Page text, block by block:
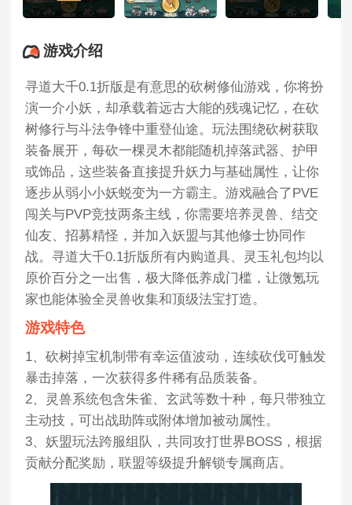
游戏介绍
寻道大千0.1折版是有意思的砍树修仙游戏，你将扮
演一介小妖，却承载着远古大能的残魂记忆，在砍
树修行与斗法争锋中重登仙途。玩法围绕砍树获取
装备展开，每砍一棵灵木都能随机掉落武器、护甲
或饰品，这些装备直接提升妖力与基础属性，让你
逐步从弱小小妖蜕变为一方霸主。游戏融合了PVE
闯关与PVP竞技两条主线，你需要培养灵兽、结交
仙友、招募精怪，并加入妖盟与其他修士协同作
战。寻道大千0.1折版所有内购道具、灵玉礼包均以
原价百分之一出售，极大降低养成门槛，让微氪玩
家也能体验全灵兽收集和顶级法宝打造。
游戏特色
1、砍树掉宝机制带有幸运值波动，连续砍伐可触发
暴击掉落，一次获得多件稀有品质装备。
2、灵兽系统包含朱雀、玄武等数十种，每只带独立
主动技，可出战助阵或附体增加被动属性。
3、妖盟玩法跨服组队，共同攻打世界BOSS，根据
贡献分配奖励，联盟等级提升解锁专属商店。